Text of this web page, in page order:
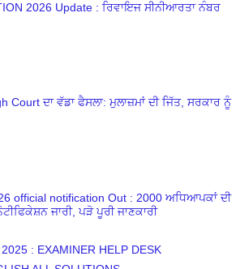
2026 Update : ਰਿਵਾਇਜ ਸੀਨੀਆਰਤਾ ਨੰਬਰ
ਦਾ ਵੱਡਾ ਫੈਸਲਾ: ਮੁਲਾਜ਼ਮਾਂ ਦੀ ਜਿੱਤ, ਸਰਕਾਰ ਨੂੰ
official notification Out : 2000 ਅਧਿਆਪਕਾਂ ਦੀ
ਜਾਰੀ, ਪੜੋ ਪੂਰੀ ਜਾਣਕਾਰੀ
: EXAMINER HELP DESK